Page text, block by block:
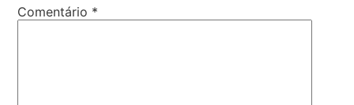
Comentário *